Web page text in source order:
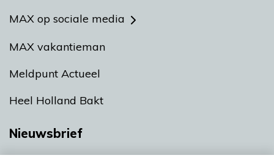
MAX op sociale media
MAX vakantieman
Meldpunt Actueel
Heel Holland Bakt
Nieuwsbrief